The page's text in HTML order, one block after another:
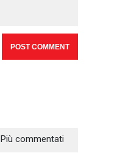
Più commentati